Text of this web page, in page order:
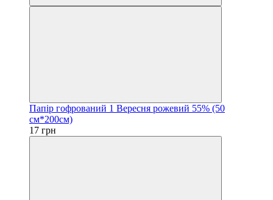
Папір гофрований 1 Вересня рожевий 55% (50
см*200см)
17 грн